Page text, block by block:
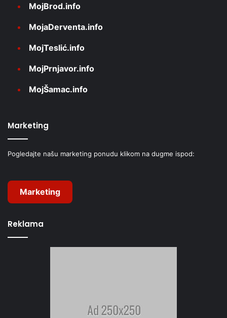
MojBrod.info
MojaDerventa.info
MojTeslić.info
MojPrnjavor.info
MojŠamac.info
Marketing
Pogledajte našu marketing ponudu klikom na dugme ispod:
Marketing
Reklama